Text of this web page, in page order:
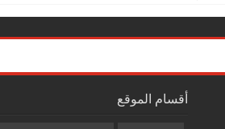
أقسام الموقع